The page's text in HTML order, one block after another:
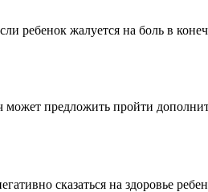
ребенок жалуется на боль в
предложить пройти
сказаться на здоровье